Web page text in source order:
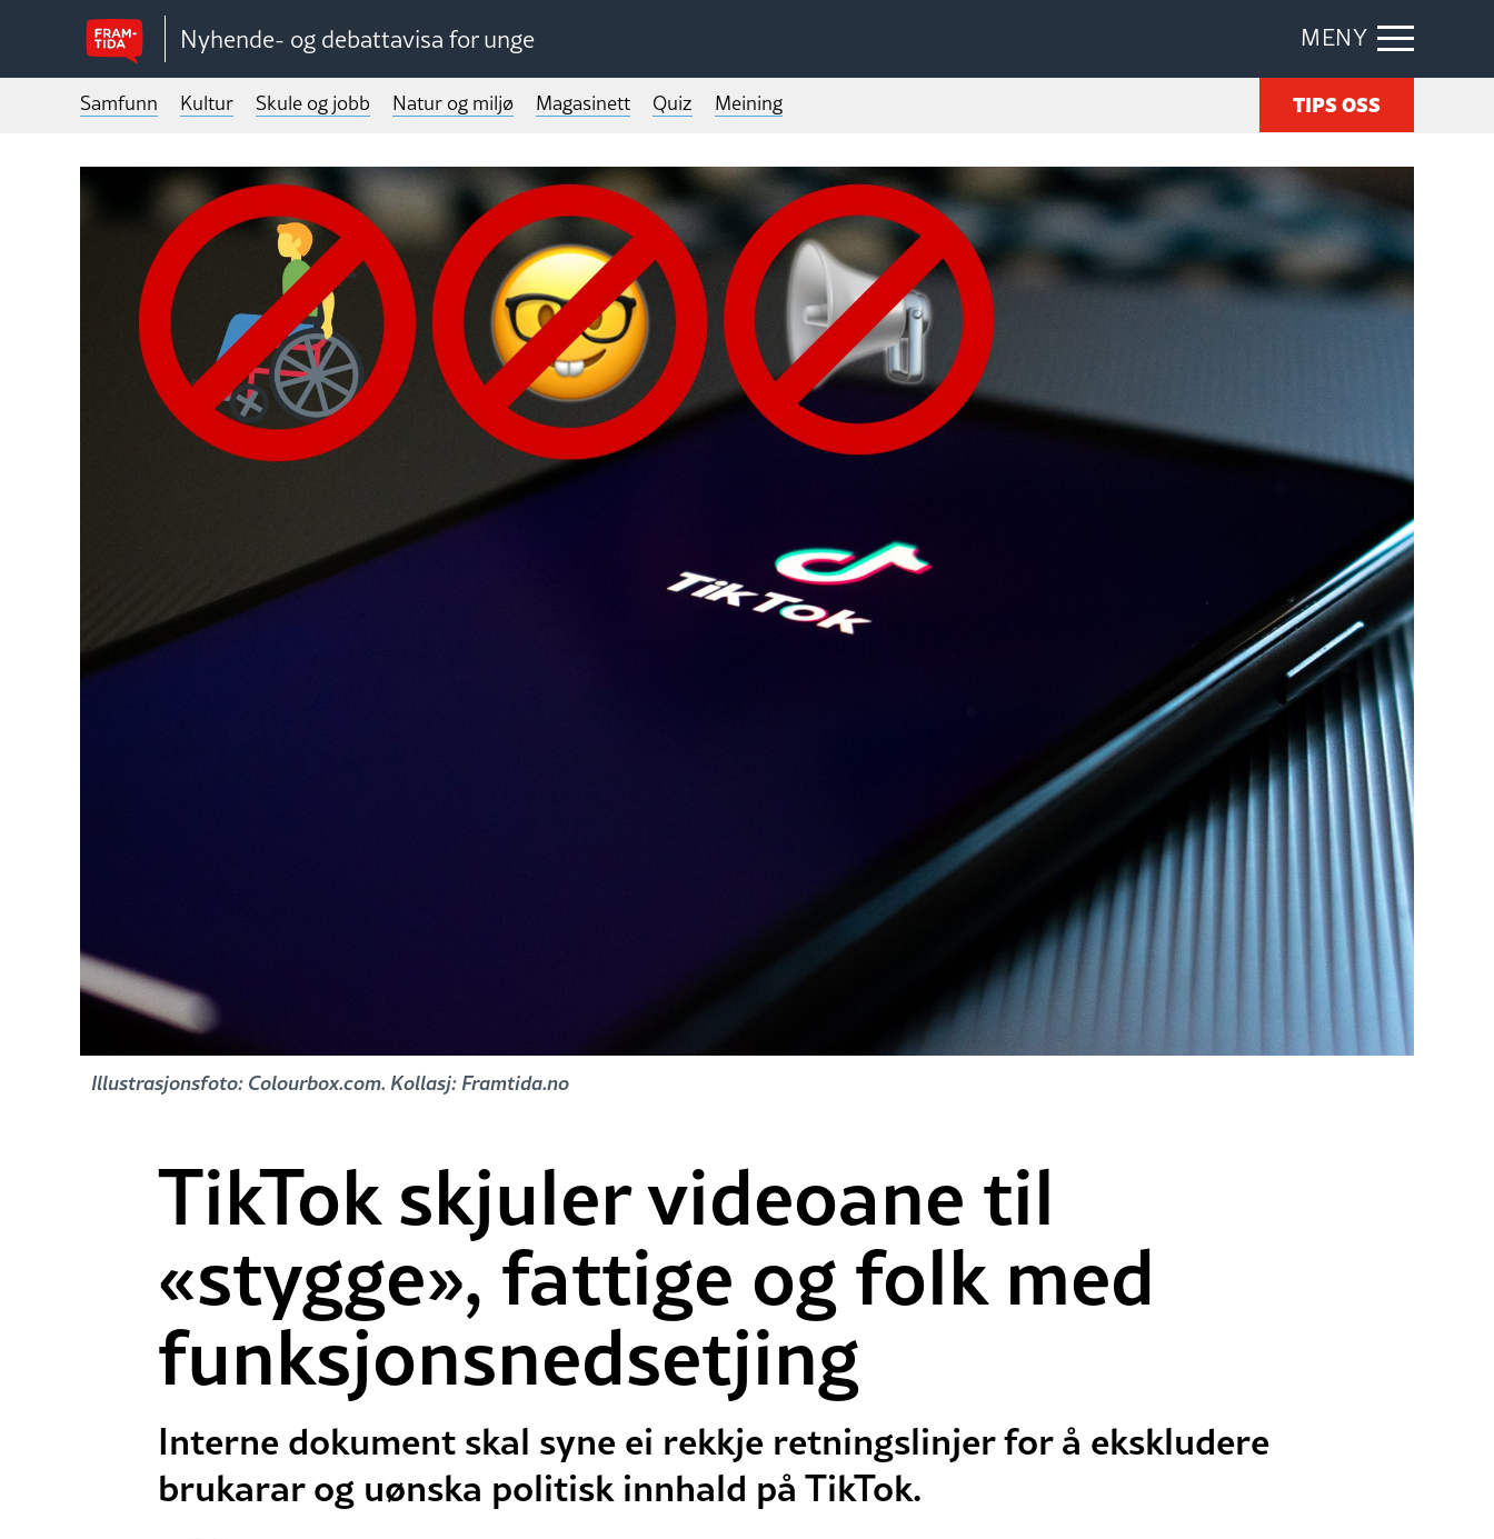
Nyhende- og debattavisa for unge MENY
Samfunn Kultur Skule og jobb Natur og miljø Magasinett Quiz Meining TIPS OSS
Illustrasjonsfoto: Colourbox.com. Kollasj: Framtida.no
TikTok skjuler videoane til
«stygge», fattige og folk med
funksjonsnedsetjing
Interne dokument skal syne ei rekkje retningslinjer for å ekskludere
brukarar og uønska politisk innhald på TikTok.